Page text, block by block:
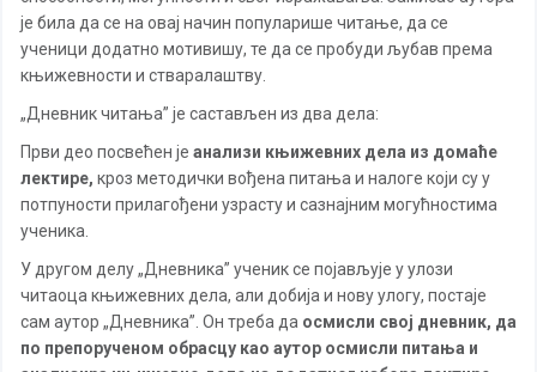
је била да се на овај начин популарише читање, да се
ученици додатно мотивишу, те да се пробуди љубав према
књижевности и стваралаштву.
„Дневник читања” је састављен из два дела:
Први део посвећен је анализи књижевних дела из домаће
лектире, кроз методички вођена питања и налоге који су у
потпуности прилагођени узрасту и сазнајним могућностима
ученика.
У другом делу „Дневника” ученик се појављује у улози
читаоца књижевних дела, али добија и нову улогу, постаје
сам аутор „Дневника”. Он треба да осмисли свој дневник, да
по препорученом обрасцу као аутор осмисли питања и